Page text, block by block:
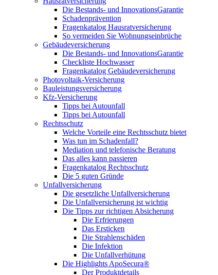
Die Bestands- und InnovationsGarantie
Schadenprävention
Fragenkatalog Hausratversicherung
So vermeiden Sie Wohnungseinbrüche
Gebäudeversicherung
Die Bestands- und InnovationsGarantie
Checkliste Hochwasser
Fragenkatalog Gebäudeversicherung
Photovoltaik-Versicherung
Bauleistungsversicherung
Kfz-Versicherung
Tipps bei Autounfall
Tipps bei Autounfall
Rechtsschutz
Welche Vorteile eine Rechtsschutz bietet
Was tun im Schadenfall?
Mediation und telefonische Beratung
Das alles kann passieren
Fragenkatalog Rechtsschutz
Die 5 guten Gründe
Unfallversicherung
Die gesetzliche Unfallversicherung
Die Unfallversicherung ist wichtig
Die Tipps zur richtigen Absicherung
Die Erfrierungen
Das Ersticken
Die Strahlenschäden
Die Infektion
Die Unfallverhütung
Die Highlights ApoSecura®
Der Produktdetails